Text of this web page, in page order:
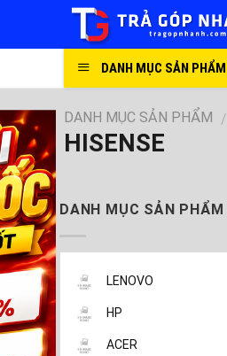
DANH MỤC SẢN PHẨM
DANH MỤC SẢN PHẨM /
HISENSE
DANH MỤC SẢN PHẨM
LENOVO
HP
ACER